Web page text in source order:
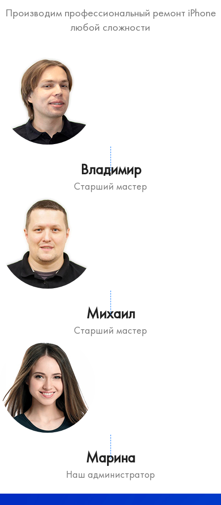
Производим профессиональный ремонт iPhone
любой сложности
Владимир
Старший мастер
Михаил
Старший мастер
Марина
Наш администратор